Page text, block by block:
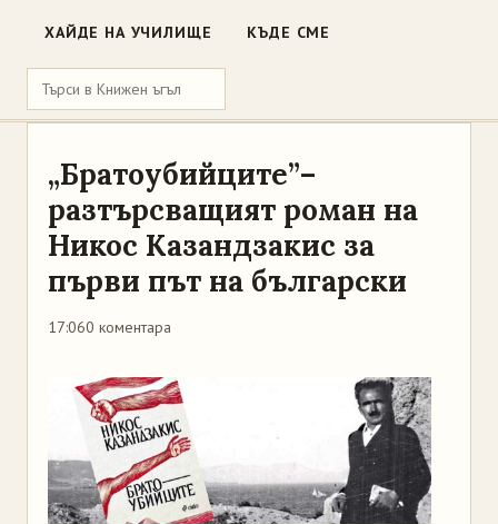
ХАЙДЕ НА УЧИЛИЩЕ КЪДЕ СМЕ
„Братоубийците”–
разтърсващият роман на
Никос Казандзакис за
първи път на български
17:060 коментара